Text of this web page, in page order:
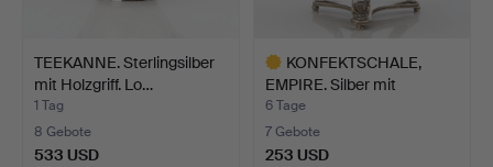
TEEKANNE. Sterlingsilber
mit Holzgriff. Lo…
1 Tag
8 Gebote
533 USD
KONFEKTSCHALE,
EMPIRE. Silber mit
Filigran…
6 Tage
7 Gebote
253 USD